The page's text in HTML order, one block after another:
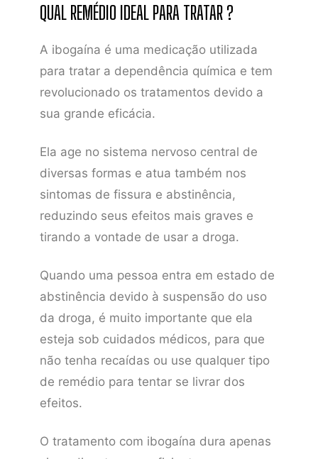
QUAL REMÉDIO IDEAL PARA TRATAR ?
A ibogaína é uma medicação utilizada
para tratar a dependência química e tem
revolucionado os tratamentos devido a
sua grande eficácia.
Ela age no sistema nervoso central de
diversas formas e atua também nos
sintomas de fissura e abstinência,
reduzindo seus efeitos mais graves e
tirando a vontade de usar a droga.
Quando uma pessoa entra em estado de
abstinência devido à suspensão do uso
da droga, é muito importante que ela
esteja sob cuidados médicos, para que
não tenha recaídas ou use qualquer tipo
de remédio para tentar se livrar dos
efeitos.
O tratamento com ibogaína dura apenas